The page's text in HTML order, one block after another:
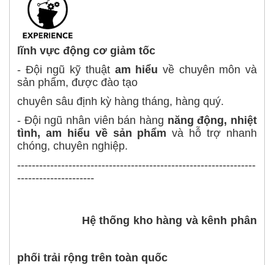
lĩnh vực động cơ giảm tốc
- Đội ngũ kỹ thuật am hiểu về chuyên môn và
sản phẩm, được đào tạo
chuyên sâu định kỳ hàng tháng, hàng quý.
- Đội ngũ nhân viên bán hàng năng động, nhiệt
tình, am hiểu về sản phẩm và hỗ trợ nhanh
chóng, chuyên nghiệp.
-----------------------------------------------------------------
---------------------
Hệ thống kho hàng và kênh phân
phối trải rộng trên toàn quốc